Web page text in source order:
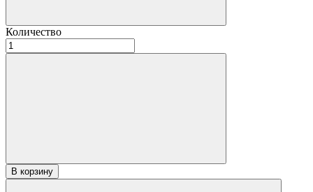
Количество
Количество
товара
В корзину